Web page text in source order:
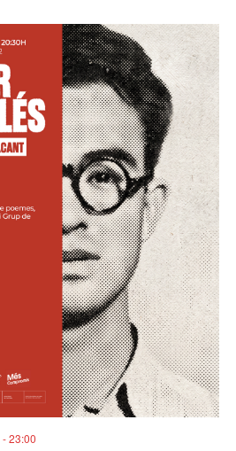
-23:00